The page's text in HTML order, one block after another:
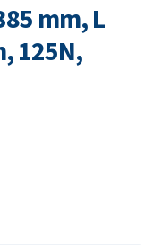
mm, L
125N,